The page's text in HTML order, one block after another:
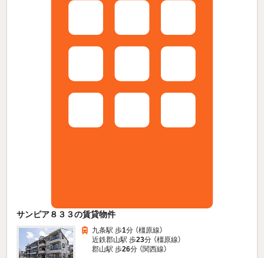
サンピア８３３の賃貸物件
九条駅 歩1分 （橿原線）
近鉄郡山駅 歩23分 （橿原線）
郡山駅 歩26分 （関西線）